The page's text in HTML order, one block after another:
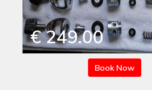
€ 249.00
Book Now